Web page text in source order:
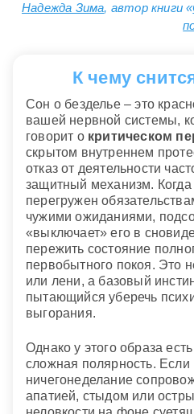
Надежда Зима, автор книги «
К чему
Сон о безделье – это
вашей нервной системы,
говорит о критическом
скрытом внутреннем
отказ от деятельности
защитный механизм. Когда
перегружен
чужими ожиданиями,
«выключает» его в
пережить состояние
первобытного покоя. Это
или лени, а базовый
пытающийся уберечь
выгорания.
Однако у этого образа
сложная полярность.
ничегонеделание
апатией, стыдом или